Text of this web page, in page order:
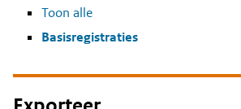
Toon alle
Basisregistraties